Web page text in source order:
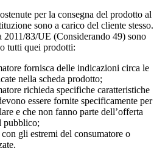
per la consegna del prodotto al
sono a carico del cliente stesso.
83/UE (Considerando 49) sono
tutti quei prodotti:
fornisca delle indicazioni circa le
nella scheda prodotto;
richieda specifiche caratteristiche
essere fornite specificamente per
e che non fanno parte dell’offerta
pubblico;
gli estremi del consumatore o